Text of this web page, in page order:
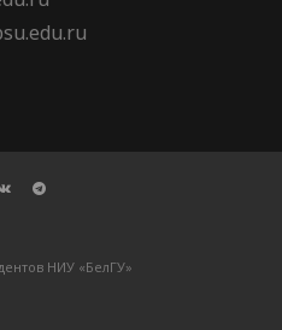
НИУ «БелГУ»